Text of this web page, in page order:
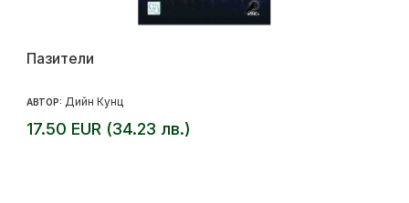
Пазители
АВТОР: Дийн Кунц
17.50 EUR (34.23 лв.)